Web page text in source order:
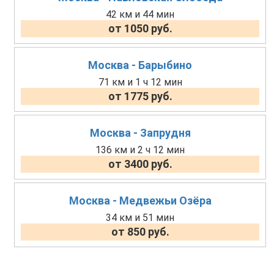
42 км и 44 мин
от 1050 руб.
Москва - Барыбино
71 км и 1 ч 12 мин
от 1775 руб.
Москва - Запрудня
136 км и 2 ч 12 мин
от 3400 руб.
Москва - Медвежьи Озёра
34 км и 51 мин
от 850 руб.